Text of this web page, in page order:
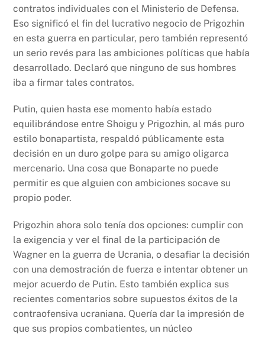
contratos individuales con el Ministerio de Defensa.
Eso significó el fin del lucrativo negocio de Prigozhin
en esta guerra en particular, pero también representó
un serio revés para las ambiciones políticas que había
desarrollado. Declaró que ninguno de sus hombres
iba a firmar tales contratos.
Putin, quien hasta ese momento había estado
equilibrándose entre Shoigu y Prigozhin, al más puro
estilo bonapartista, respaldó públicamente esta
decisión en un duro golpe para su amigo oligarca
mercenario. Una cosa que Bonaparte no puede
permitir es que alguien con ambiciones socave su
propio poder.
Prigozhin ahora solo tenía dos opciones: cumplir con
la exigencia y ver el final de la participación de
Wagner en la guerra de Ucrania, o desafiar la decisión
con una demostración de fuerza e intentar obtener un
mejor acuerdo de Putin. Esto también explica sus
recientes comentarios sobre supuestos éxitos de la
contraofensiva ucraniana. Quería dar la impresión de
que sus propios combatientes, un núcleo